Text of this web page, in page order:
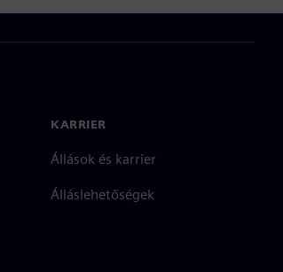
KARRIER
Állások és karrier
Álláslehetőségek